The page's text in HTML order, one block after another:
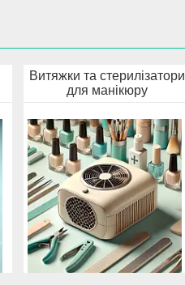
Витяжки та стерилізатори
для манікюру